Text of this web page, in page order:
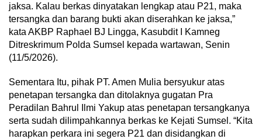
jaksa. Kalau berkas dinyatakan lengkap atau P21, maka
tersangka dan barang bukti akan diserahkan ke jaksa,”
kata AKBP Raphael BJ Lingga, Kasubdit I Kamneg
Ditreskrimum Polda Sumsel kepada wartawan, Senin
(11/5/2026).
Sementara Itu, pihak PT. Amen Mulia bersyukur atas
penetapan tersangka dan ditolaknya gugatan Pra
Peradilan Bahrul Ilmi Yakup atas penetapan tersangkanya
serta sudah dilimpahkannya berkas ke Kejati Sumsel. “Kita
harapkan perkara ini segera P21 dan disidangkan di